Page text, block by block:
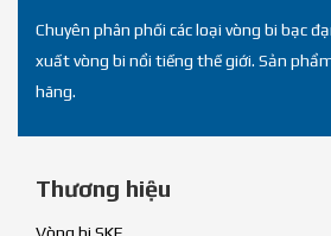
Chuyên phân phối các loại vòng bi bạc
xuất vòng bi nổi tiếng thế giới. Sản
hãng.
Thương hiệu